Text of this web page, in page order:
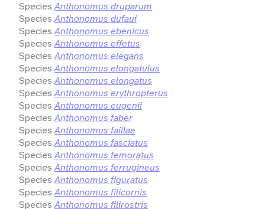
Species Anthonomus druparum
Species Anthonomus dufaui
Species Anthonomus ebenicus
Species Anthonomus effetus
Species Anthonomus elegans
Species Anthonomus elongatulus
Species Anthonomus elongatus
Species Anthonomus erythropterus
Species Anthonomus eugenii
Species Anthonomus faber
Species Anthonomus faillae
Species Anthonomus fasciatus
Species Anthonomus femoratus
Species Anthonomus ferrugineus
Species Anthonomus figuratus
Species Anthonomus filicornis
Species Anthonomus filirostris